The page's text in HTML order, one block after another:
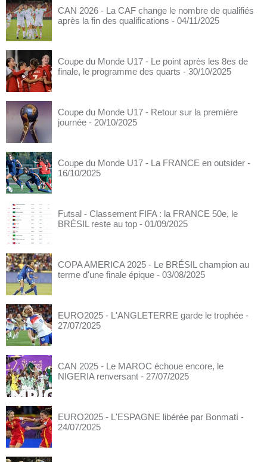
CAN 2026 - La CAF change le nombre de qualifiés
après la fin des qualifications - 04/11/2025
Coupe du Monde U17 - Le point après les 8es de
finale, le programme des quarts - 30/10/2025
Coupe du Monde U17 - Retour sur la première
journée - 20/10/2025
Coupe du Monde U17 - La FRANCE en outsider -
16/10/2025
Futsal - Classement FIFA : la FRANCE 50e, le
BRÉSIL reste au top - 01/09/2025
COPA AMERICA 2025 - Le BRÉSIL champion au
terme d'une finale épique - 03/08/2025
EURO2025 - L'ANGLETERRE garde le trophée -
27/07/2025
CAN 2025 - Le MAROC échoue encore, le
NIGERIA renversant - 27/07/2025
EURO2025 - L'ESPAGNE libérée par Bonmatí -
24/07/2025